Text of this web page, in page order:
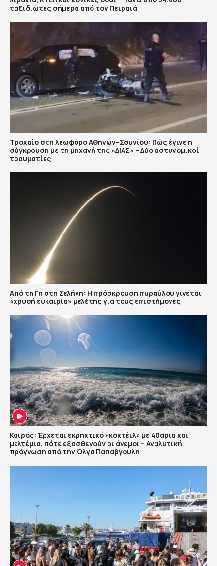
ταξιδιώτες σήμερα από τον Πειραιά
Τροχαίο στη λεωφόρο Αθηνών–Σουνίου: Πώς έγινε η
σύγκρουση με τη μηχανή της «ΔΙΑΣ» – Δύο αστυνομικοί
τραυματίες
Από τη Γη στη Σελήνη: Η πρόσκρουση πυραύλου γίνεται
«χρυσή ευκαιρία» μελέτης για τους επιστήμονες
Καιρός: Έρχεται εκρηκτικό «κοκτέιλ» με 40αρια και
μελτέμια, πότε εξασθενούν οι άνεμοι – Αναλυτική
πρόγνωση από την Όλγα Παπαβγούλη